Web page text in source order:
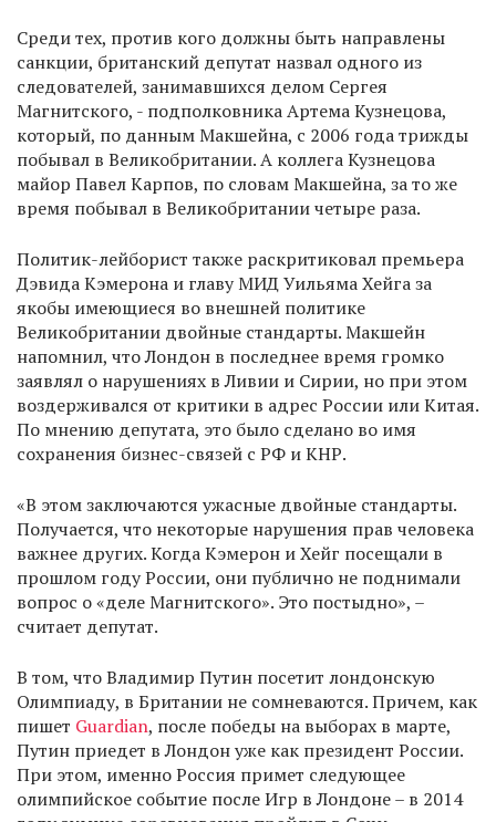
Среди тех, против кого должны быть направлены
санкции, британский депутат назвал одного из
следователей, занимавшихся делом Сергея
Магнитского, - подполковника Артема Кузнецова,
который, по данным Макшейна, с 2006 года трижды
побывал в Великобритании. А коллега Кузнецова
майор Павел Карпов, по словам Макшейна, за то же
время побывал в Великобритании четыре раза.
Политик-лейборист также раскритиковал премьера
Дэвида Кэмерона и главу МИД Уильяма Хейга за
якобы имеющиеся во внешней политике
Великобритании двойные стандарты. Макшейн
напомнил, что Лондон в последнее время громко
заявлял о нарушениях в Ливии и Сирии, но при этом
воздерживался от критики в адрес России или Китая.
По мнению депутата, это было сделано во имя
сохранения бизнес-связей с РФ и КНР.
«В этом заключаются ужасные двойные стандарты.
Получается, что некоторые нарушения прав человека
важнее других. Когда Кэмерон и Хейг посещали в
прошлом году России, они публично не поднимали
вопрос о «деле Магнитского». Это постыдно», –
считает депутат.
В том, что Владимир Путин посетит лондонскую
Олимпиаду, в Британии не сомневаются. Причем, как
пишет Guardian, после победы на выборах в марте,
Путин приедет в Лондон уже как президент России.
При этом, именно Россия примет следующее
олимпийское событие после Игр в Лондоне – в 2014